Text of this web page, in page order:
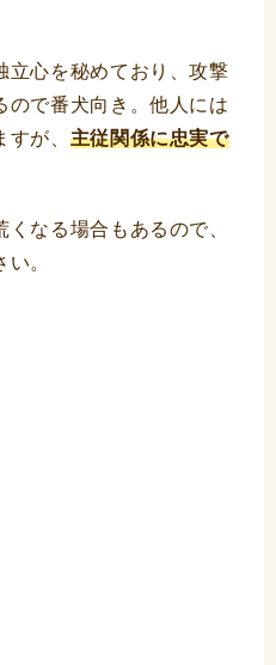
立心を秘めており、攻撃
ので番犬向き。他人には
が、 主従関係に忠実で
なる場合もあるので、
。